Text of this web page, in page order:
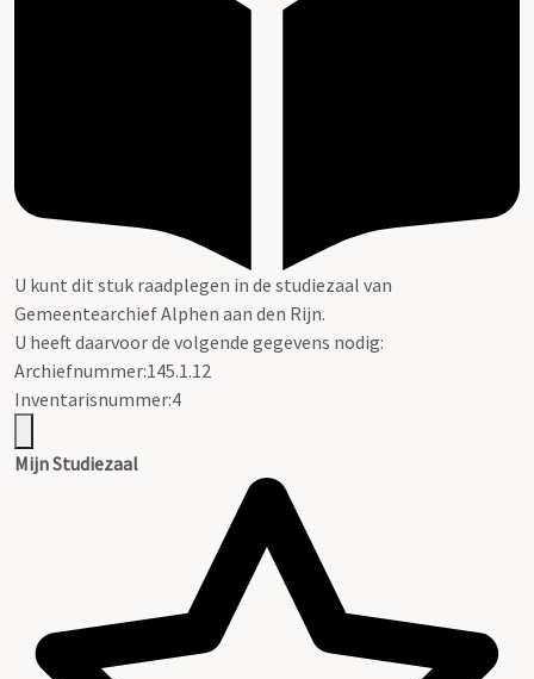
U kunt dit stuk raadplegen in de studiezaal van
Gemeentearchief Alphen aan den Rijn.
U heeft daarvoor de volgende gegevens nodig:
Archiefnummer:145.1.12
Inventarisnummer:4
Mijn Studiezaal